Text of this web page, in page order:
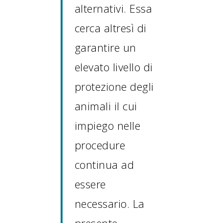
alternativi. Essa
cerca altresì di
garantire un
elevato livello di
protezione degli
animali il cui
impiego nelle
procedure
continua ad
essere
necessario. La